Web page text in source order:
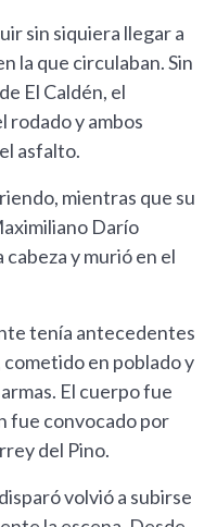
sin siquiera llegar a
la que circulaban. Sin
El Caldén, el
y ambos
asfalto.
mientras que su
Darío
y murió en el
tenía antecedentes
en poblado y
El cuerpo fue
fue convocado por
del Pino.
volvió a subirse